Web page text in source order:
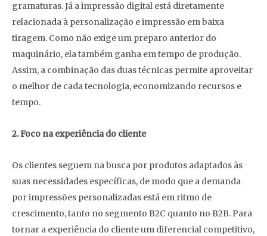
gramaturas. Já a impressão digital está diretamente
relacionada à personalização e impressão em baixa
tiragem. Como não exige um preparo anterior do
maquinário, ela também ganha em tempo de produção.
Assim, a combinação das duas técnicas permite aproveitar
o melhor de cada tecnologia, economizando recursos e
tempo.
2. Foco na experiência do cliente
Os clientes seguem na busca por produtos adaptados às
suas necessidades específicas, de modo que a demanda
por impressões personalizadas está em ritmo de
crescimento, tanto no segmento B2C quanto no B2B. Para
tornar a experiência do cliente um diferencial competitivo,